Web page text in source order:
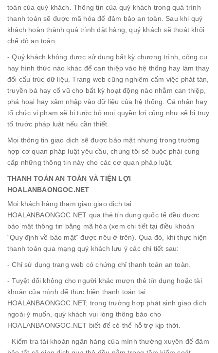
toán của quý khách. Thông tin của quý khách trong quá trình
thanh toán sẽ được mã hóa để đảm bảo an toàn. Sau khi quý
khách hoàn thành quá trình đặt hàng, quý khách sẽ thoát khỏi
chế độ an toàn.
- Quý khách không được sử dụng bất kỳ chương trình, công cụ
hay hình thức nào khác để can thiệp vào hệ thống hay làm thay
đổi cấu trúc dữ liệu. Trang web cũng nghiêm cấm việc phát tán,
truyền bá hay cổ vũ cho bất kỳ hoạt động nào nhằm can thiệp,
phá hoại hay xâm nhập vào dữ liệu của hệ thống. Cá nhân hay
tổ chức vi phạm sẽ bị tước bỏ mọi quyền lợi cũng như sẽ bị truy
tố trước pháp luật nếu cần thiết.
Mọi thông tin giao dịch sẽ được bảo mật nhưng trong trường
hợp cơ quan pháp luật yêu cầu, chúng tôi sẽ buộc phải cung
cấp những thông tin này cho các cơ quan pháp luật.
THANH TOÁN AN TOÀN VÀ TIỆN LỢI
HOALANBAONGOC.NET
Mọi khách hàng tham giao giao dịch tại
HOALANBAONGOC.NET qua thẻ tín dụng quốc tế đều được
bảo mật thông tin bằng mã hóa (xem chi tiết tại điều khoản
“Quy định về bảo mật” được nêu ở trên). Qua đó, khi thực hiện
thanh toán qua mạng quý khách lưu ý các chi tiết sau:
- Chỉ sử dụng trang web có chứng chỉ thanh toán an toàn.
- Tuyệt đối không cho người khác mượn thẻ tín dụng hoặc tài
khoản của mình để thực hiện thanh toán tại
HOALANBAONGOC.NET; trong trường hợp phát sinh giao dịch
ngoài ý muốn, quý khách vui lòng thông báo cho
HOALANBAONGOC.NET biết để có thể hỗ trợ kịp thời.
- Kiểm tra tài khoản ngân hàng của mình thường xuyên để đảm